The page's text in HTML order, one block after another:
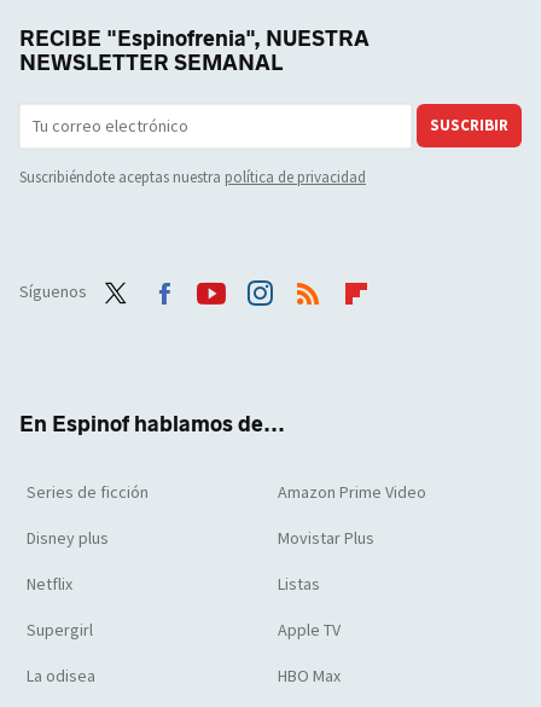
RECIBE "Espinofrenia", NUESTRA
NEWSLETTER SEMANAL
SUSCRIBIR
Suscribiéndote aceptas nuestra política de privacidad
Síguenos
En Espinof hablamos de...
Series de ficción Amazon Prime Video
Disney plus Movistar Plus
Netflix Listas
Supergirl Apple TV
La odisea HBO Max